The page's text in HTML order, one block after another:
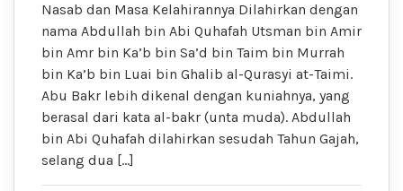
Nasab dan Masa Kelahirannya Dilahirkan dengan
nama Abdullah bin Abi Quhafah Utsman bin Amir
bin Amr bin Ka’b bin Sa’d bin Taim bin Murrah
bin Ka’b bin Luai bin Ghalib al-Qurasyi at-Taimi.
Abu Bakr lebih dikenal dengan kuniahnya, yang
berasal dari kata al-bakr (unta muda). Abdullah
bin Abi Quhafah dilahirkan sesudah Tahun Gajah,
selang dua […]